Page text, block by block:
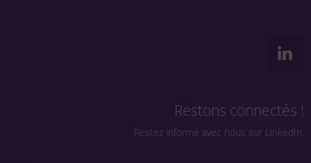
Restons connectés !
Restez informé avec nous sur LinkedIn.